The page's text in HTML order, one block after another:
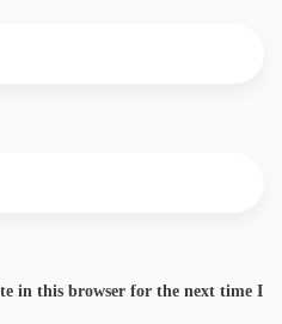
in this browser for the next time I